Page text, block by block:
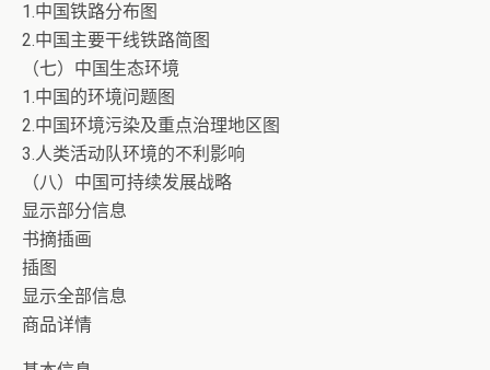
1.中国铁路分布图
2.中国主要干线铁路简图
（七）中国生态环境
1.中国的环境问题图
2.中国环境污染及重点治理地区图
3.人类活动队环境的不利影响
（八）中国可持续发展战略
显示部分信息
书摘插画
插图
显示全部信息
商品详情